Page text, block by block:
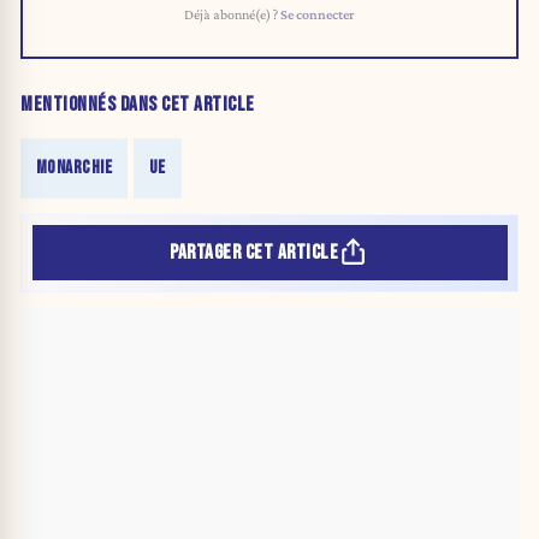
Déjà abonné(e) ?Se connecter
MENTIONNÉS DANS CET ARTICLE
MONARCHIE UE
PARTAGER CET ARTICLE